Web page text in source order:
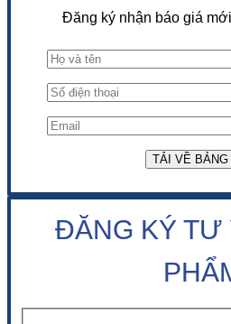
Đăng ký nhận báo giá
ĐĂNG KÝ TƯ